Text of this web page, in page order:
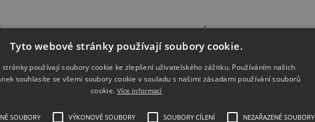
PSA A CO LETECKÉ
POŽADUJÍ
společností ZADARMO a je umístěn na palubě
pes přepravován i v podpalubí (toto určuje letecká
Tyto webové stránky používají soubory cookie.
stránky používají soubory cookie ke zlepšení uživatelského zážitku. Používáním našich
souhlasíte se všemi soubory cookie v souladu s našimi zásadami používání souborů
cookie. Více informací
SOUBORY VÝKONOVÉ SOUBORY SOUBORY CÍLENÍ NEZAŘAZENÉ SOUBORY